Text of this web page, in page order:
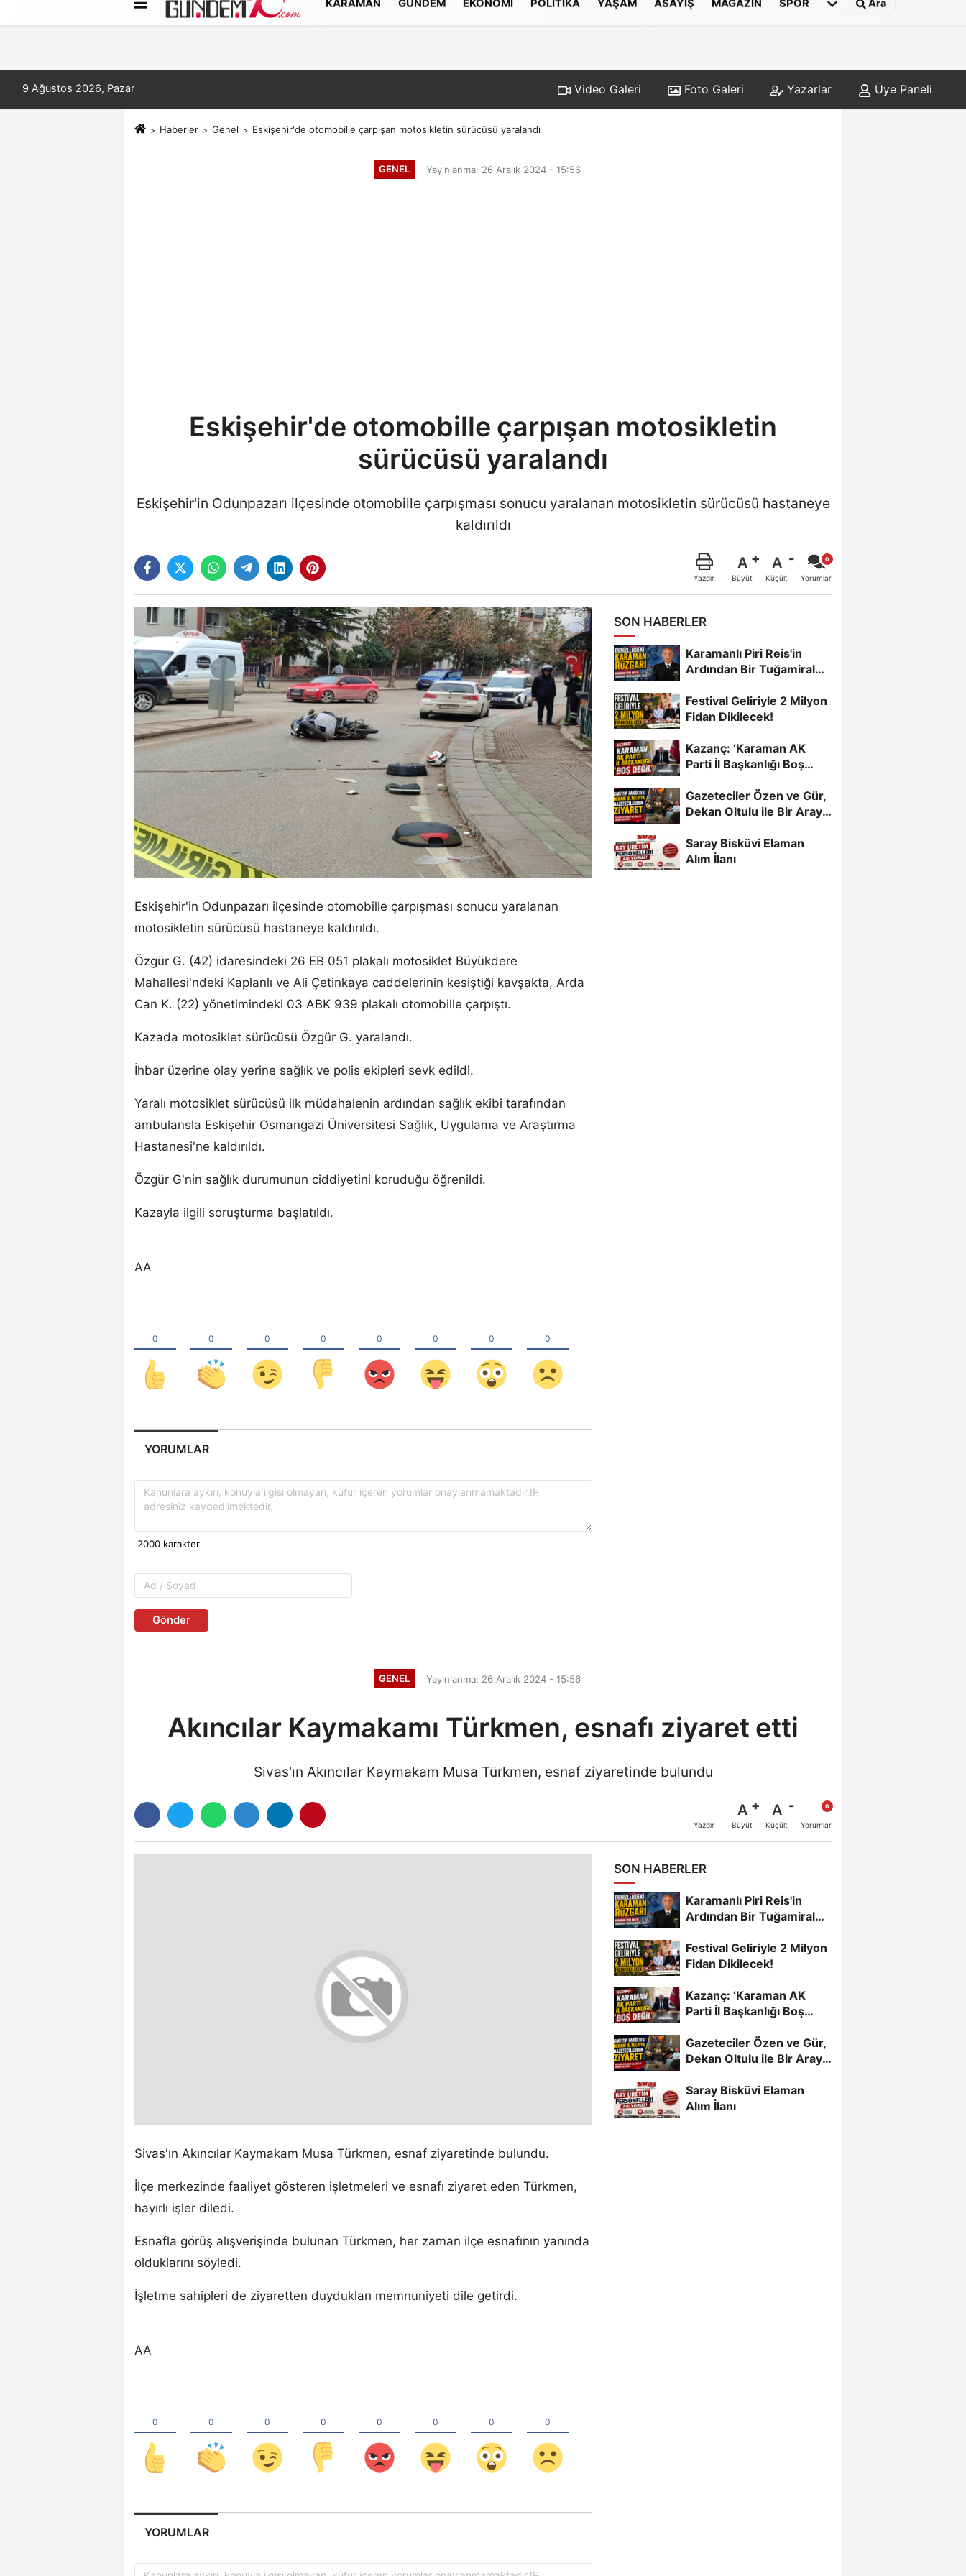
Künye İletişim Çerez Politikası
KARAMAN GÜNDEM EKONOMI POLITIKA YAŞAM ASAYIŞ MAGAZIN SPOR Ara
9 Ağustos 2026, Pazar Video Galeri Foto Galeri Yazarlar Üye Paneli
Haberler Genel Eskişehir'de otomobille çarpışan motosikletin sürücüsü yaralandı
GENEL Yayınlanma: 26 Aralık 2024 - 15:56
Eskişehir'de otomobille çarpışan motosikletin
sürücüsü yaralandı
Eskişehir'in Odunpazarı ilçesinde otomobille çarpışması sonucu yaralanan motosikletin sürücüsü hastaneye
kaldırıldı
Yazdır
A
Büyüt
A
Küçült Yorumlar
Eskişehir'in Odunpazarı ilçesinde otomobille çarpışması sonucu yaralanan
motosikletin sürücüsü hastaneye kaldırıldı.
Özgür G. (42) idaresindeki 26 EB 051 plakalı motosiklet Büyükdere
Mahallesi'ndeki Kaplanlı ve Ali Çetinkaya caddelerinin kesiştiği kavşakta, Arda
Can K. (22) yönetimindeki 03 ABK 939 plakalı otomobille çarpıştı.
Kazada motosiklet sürücüsü Özgür G. yaralandı.
İhbar üzerine olay yerine sağlık ve polis ekipleri sevk edildi.
Yaralı motosiklet sürücüsü ilk müdahalenin ardından sağlık ekibi tarafından
ambulansla Eskişehir Osmangazi Üniversitesi Sağlık, Uygulama ve Araştırma
Hastanesi'ne kaldırıldı.
Özgür G'nin sağlık durumunun ciddiyetini koruduğu öğrenildi.
Kazayla ilgili soruşturma başlatıldı.
AA
YORUMLAR
Gönder
SON HABERLER
Karamanlı Piri Reis'in
Ardından Bir Tuğamiral
Festival Geliriyle 2 Milyon
Fidan Dikilecek!
Kazanç: ‘Karaman AK
Parti İl Başkanlığı Boş
Gazeteciler Özen ve Gür,
Dekan Oltulu ile Bir Araya
Saray Bisküvi Elaman
Alım İlanı
GENEL Yayınlanma: 26 Aralık 2024 - 15:56
Akıncılar Kaymakamı Türkmen, esnafı ziyaret etti
Sivas'ın Akıncılar Kaymakam Musa Türkmen, esnaf ziyaretinde bulundu
Yazdır
A
Büyüt
A
Küçült Yorumlar
Sivas'ın Akıncılar Kaymakam Musa Türkmen, esnaf ziyaretinde bulundu.
İlçe merkezinde faaliyet gösteren işletmeleri ve esnafı ziyaret eden Türkmen,
hayırlı işler diledi.
Esnafla görüş alışverişinde bulunan Türkmen, her zaman ilçe esnafının yanında
olduklarını söyledi.
İşletme sahipleri de ziyaretten duydukları memnuniyeti dile getirdi.
AA
YORUMLAR
SON HABERLER
Karamanlı Piri Reis'in
Ardından Bir Tuğamiral
Festival Geliriyle 2 Milyon
Fidan Dikilecek!
Kazanç: ‘Karaman AK
Parti İl Başkanlığı Boş
Gazeteciler Özen ve Gür,
Dekan Oltulu ile Bir Araya
Saray Bisküvi Elaman
Alım İlanı